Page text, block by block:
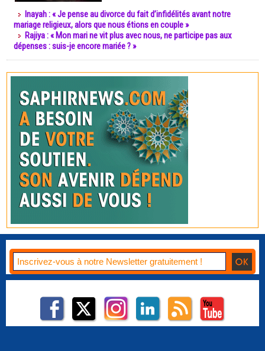
Inayah : « Je pense au divorce du fait d’infidélités avant notre
mariage religieux, alors que nous étions en couple »
Rajiya : « Mon mari ne vit plus avec nous, ne participe pas aux
dépenses : suis-je encore mariée ? »